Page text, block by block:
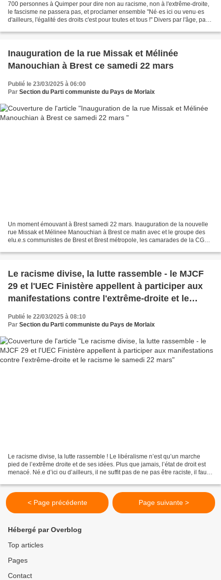
700 personnes à Quimper pour dire non au racisme, non à l'extrême-droite,
le fascisme ne passera pas, et proclamer ensemble "Né·es ici ou venu·es
d'ailleurs, l'égalité des droits c'est pour toutes et tous !" Divers par l'âge, par
Inauguration de la rue Missak et Mélinée
Manouchian à Brest ce samedi 22 mars
Publié le 23/03/2025 à 06:00
Par Section du Parti communiste du Pays de Morlaix
Un moment émouvant à Brest samedi 22 mars. Inauguration de la nouvelle
rue Missak et Mélinee Manouchian à Brest ce matin avec et le groupe des
elu.e.s communistes de Brest et Brest métropole, les camarades de la CGT
Le racisme divise, la lutte rassemble - le MJCF
29 et l'UEC Finistère appellent à participer aux
manifestations contre l'extrême-droite et le
Publié le 22/03/2025 à 08:10
Par Section du Parti communiste du Pays de Morlaix
Le racisme divise, la lutte rassemble ! Le libéralisme n’est qu’un marche
pied de l’extrême droite et de ses idées. Plus que jamais, l’état de droit est
menacé. Né.e d’ici ou d’ailleurs, il ne suffit pas de ne pas être raciste, il faut
< Page précédente Page suivante >
Hébergé par Overblog
Top articles
Pages
Contact